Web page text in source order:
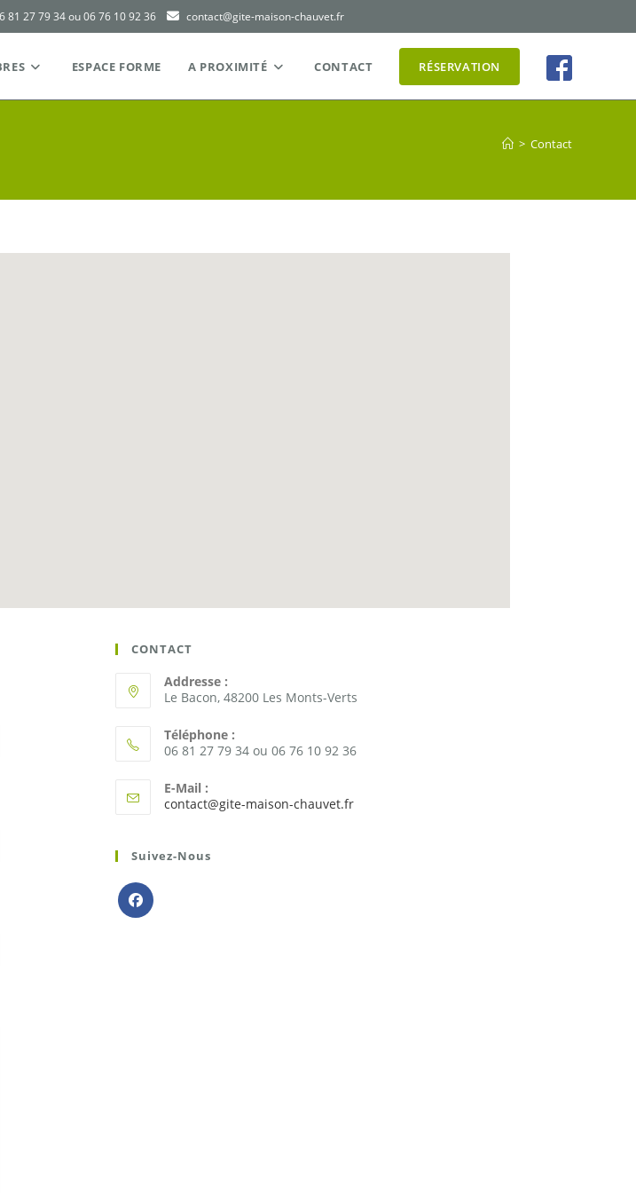
81 27 79 34 ou 06 76 10 92 36 contact@gite-maison-chauvet.fr
ESPACE FORME A PROXIMITÉ CONTACT RÉSERVATION
> Contact
CONTACT
Addresse :
Le Bacon, 48200 Les Monts-Verts
Téléphone :
06 81 27 79 34 ou 06 76 10 92 36
E-Mail :
contact@gite-maison-chauvet.fr
Suivez-Nous